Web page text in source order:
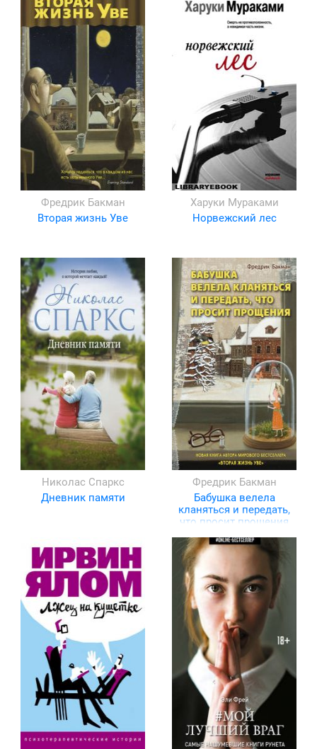
Фредрик Бакман
Вторая жизнь Уве
Харуки Мураками
Норвежский лес
Николас Спаркс
Дневник памяти
Фредрик Бакман
Бабушка велела
кланяться и передать,
что просит прощения